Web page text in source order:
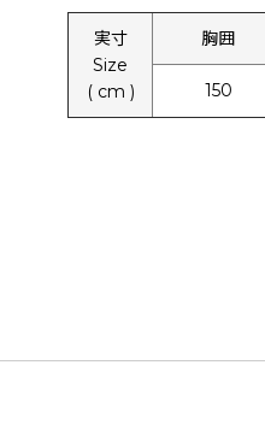
実寸
Size
( cm )
胸囲
150